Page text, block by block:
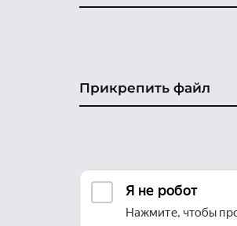
Прикрепить файл